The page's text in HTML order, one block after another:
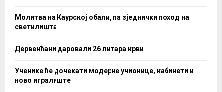
Молитва на Каурској обали, па зједнички поход на
светилишта
Дервенћани даровали 26 литара крви
Ученике ће дочекати модерне учионице, кабинети и
ново игралиште